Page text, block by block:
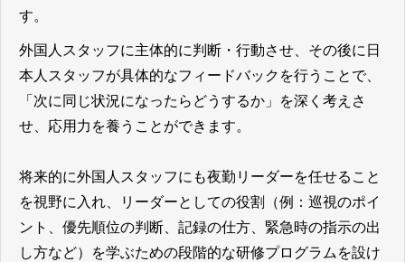
す。
外国人スタッフに主体的に判断・行動させ、その後に日
本人スタッフが具体的なフィードバックを行うことで、
「次に同じ状況になったらどうするか」を深く考えさ
せ、応用力を養うことができます。
将来的に外国人スタッフにも夜勤リーダーを任せること
を視野に入れ、リーダーとしての役割（例：巡視のポイ
ント、優先順位の判断、記録の仕方、緊急時の指示の出
し方など）を学ぶための段階的な研修プログラムを設け